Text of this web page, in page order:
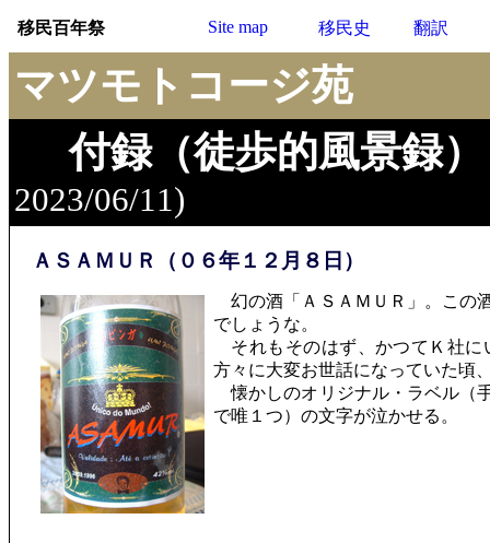
移民百年祭 Site map 移民史 翻訳
マツモトコージ苑
付録（徒歩的風景録）
2023/06/11)
ＡＳＡＭＵＲ（０６年１２月８日）
幻の酒「ＡＳＡＭＵＲ」。この
でしょうな。
それもそのはず、かつてＫ社に
方々に大変お世話になっていた頃
懐かしのオリジナル・ラベル（
で唯１つ）の文字が泣かせる。